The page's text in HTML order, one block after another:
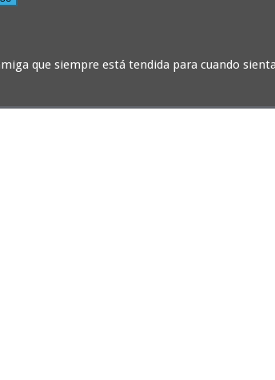
que siempre está tendida para cuando